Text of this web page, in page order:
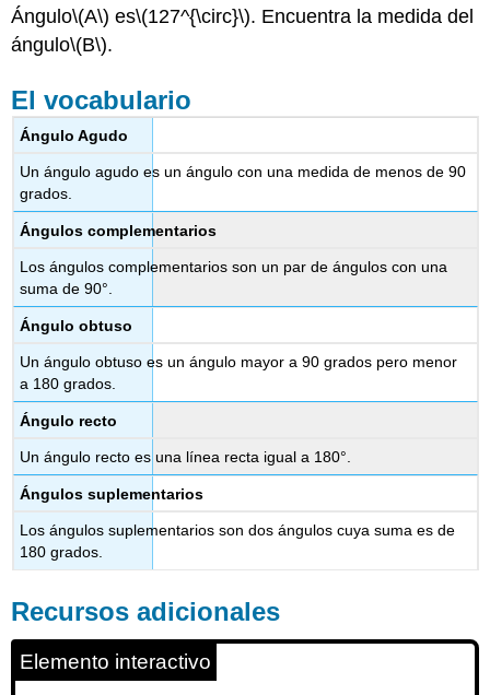
Ángulo\(A\) es\(127^{\circ}\). Encuentra la medida del
ángulo\(B\).
El vocabulario
Ángulo Agudo
Un ángulo agudo es un ángulo con una medida de menos de 90
grados.
Ángulos complementarios
Los ángulos complementarios son un par de ángulos con una
suma de 90°.
Ángulo obtuso
Un ángulo obtuso es un ángulo mayor a 90 grados pero menor
a 180 grados.
Ángulo recto
Un ángulo recto es una línea recta igual a 180°.
Ángulos suplementarios
Los ángulos suplementarios son dos ángulos cuya suma es de
180 grados.
Recursos adicionales
Elemento interactivo